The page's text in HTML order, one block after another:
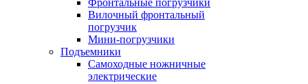
Фронтальные погрузчики
Вилочный фронтальный
погрузчик
Мини-погрузчики
Подъемники
Самоходные ножничные
электрические